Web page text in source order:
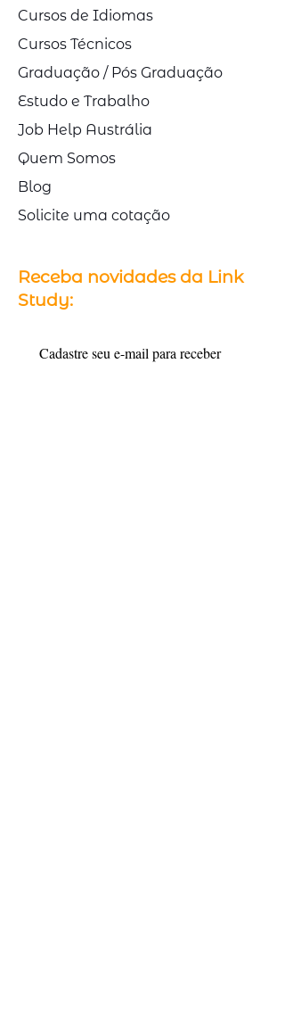
Cursos de Idiomas
Cursos Técnicos
Graduação / Pós Graduação
Estudo e Trabalho
Job Help Austrália
Quem Somos
Blog
Solicite uma cotação
Receba novidades da Link
Study:
Cadastre seu e-mail para receber